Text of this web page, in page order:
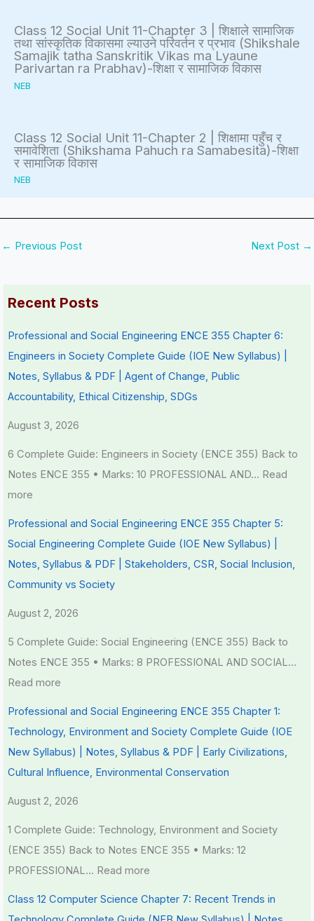
Class 12 Social Unit 11-Chapter 3 | शिक्षाले सामाजिक
तथा सांस्कृतिक विकासमा ल्याउने परिवर्तन र प्रभाव (Shikshale
Samajik tatha Sanskritik Vikas ma Lyaune
Parivartan ra Prabhav)-शिक्षा र सामाजिक विकास
NEB
Class 12 Social Unit 11-Chapter 2 | शिक्षामा पहुँच र
समावेशिता (Shikshama Pahuch ra Samabesita)-शिक्षा
र सामाजिक विकास
NEB
← Previous Post Next Post →
Recent Posts
Professional and Social Engineering ENCE 355 Chapter 6:
Engineers in Society Complete Guide (IOE New Syllabus) |
Notes, Syllabus & PDF | Agent of Change, Public
Accountability, Ethical Citizenship, SDGs
August 3, 2026
6 Complete Guide: Engineers in Society (ENCE 355) Back to
Notes ENCE 355 • Marks: 10 PROFESSIONAL AND… Read
more
Professional and Social Engineering ENCE 355 Chapter 5:
Social Engineering Complete Guide (IOE New Syllabus) |
Notes, Syllabus & PDF | Stakeholders, CSR, Social Inclusion,
Community vs Society
August 2, 2026
5 Complete Guide: Social Engineering (ENCE 355) Back to
Notes ENCE 355 • Marks: 8 PROFESSIONAL AND SOCIAL…
Read more
Professional and Social Engineering ENCE 355 Chapter 1:
Technology, Environment and Society Complete Guide (IOE
New Syllabus) | Notes, Syllabus & PDF | Early Civilizations,
Cultural Influence, Environmental Conservation
August 2, 2026
1 Complete Guide: Technology, Environment and Society
(ENCE 355) Back to Notes ENCE 355 • Marks: 12
PROFESSIONAL… Read more
Class 12 Computer Science Chapter 7: Recent Trends in